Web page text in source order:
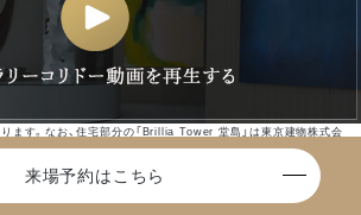
Osaka Metro四つ橋線・Osaka Metro谷町線・Osaka Metro御堂
線 ・JR東西線・阪神本線・阪急神戸線・阪急京都線・阪急宝塚線 を
450m離れた中之島フェスティバルタワー（現地より徒歩6分）か
です。
出（端数切り上げ）した概算時間です。
概測です。
PROJECT」は東京建物株式会社とHPL（Hotel Propertie
ます。なお、住宅部分の「Brillia Tower 堂島」は東京建物株式会
2月に調査したものです。周辺環境は将来にわたって保証され
は変更になる場合がございます。
来場予約はこちら